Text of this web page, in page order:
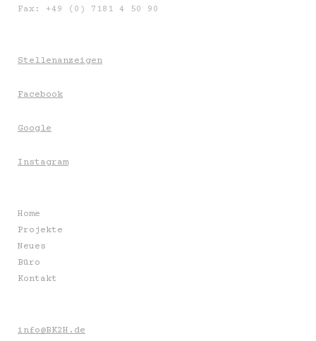
Fax: +49 (0) 7181 4 50 90
Stellenanzeigen
Facebook
Google
Instagram
Home
Projekte
Neues
Büro
Kontakt
info@BK2H.de